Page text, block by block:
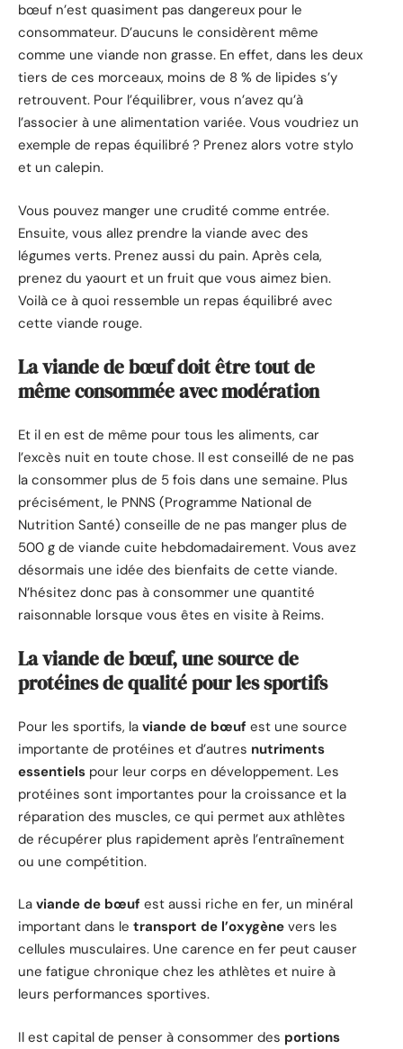
bœuf n’est quasiment pas dangereux pour le
consommateur. D’aucuns le considèrent même
comme une viande non grasse. En effet, dans les deux
tiers de ces morceaux, moins de 8 % de lipides s’y
retrouvent. Pour l’équilibrer, vous n’avez qu’à
l’associer à une alimentation variée. Vous voudriez un
exemple de repas équilibré ? Prenez alors votre stylo
et un calepin.
Vous pouvez manger une crudité comme entrée.
Ensuite, vous allez prendre la viande avec des
légumes verts. Prenez aussi du pain. Après cela,
prenez du yaourt et un fruit que vous aimez bien.
Voilà ce à quoi ressemble un repas équilibré avec
cette viande rouge.
La viande de bœuf doit être tout de
même consommée avec modération
Et il en est de même pour tous les aliments, car
l’excès nuit en toute chose. Il est conseillé de ne pas
la consommer plus de 5 fois dans une semaine. Plus
précisément, le PNNS (Programme National de
Nutrition Santé) conseille de ne pas manger plus de
500 g de viande cuite hebdomadairement. Vous avez
désormais une idée des bienfaits de cette viande.
N’hésitez donc pas à consommer une quantité
raisonnable lorsque vous êtes en visite à Reims.
La viande de bœuf, une source de
protéines de qualité pour les sportifs
Pour les sportifs, la viande de bœuf est une source
importante de protéines et d’autres nutriments
essentiels pour leur corps en développement. Les
protéines sont importantes pour la croissance et la
réparation des muscles, ce qui permet aux athlètes
de récupérer plus rapidement après l’entraînement
ou une compétition.
La viande de bœuf est aussi riche en fer, un minéral
important dans le transport de l’oxygène vers les
cellules musculaires. Une carence en fer peut causer
une fatigue chronique chez les athlètes et nuire à
leurs performances sportives.
Il est capital de penser à consommer des portions